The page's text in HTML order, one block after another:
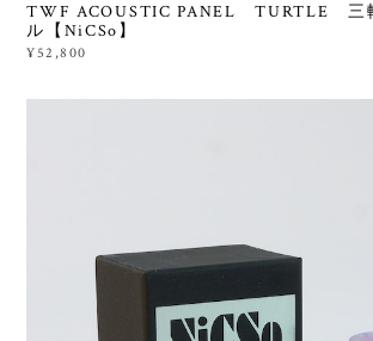
TWF ACOUSTIC PANEL TURTLE 三
ル【NiCSo】
¥52,800